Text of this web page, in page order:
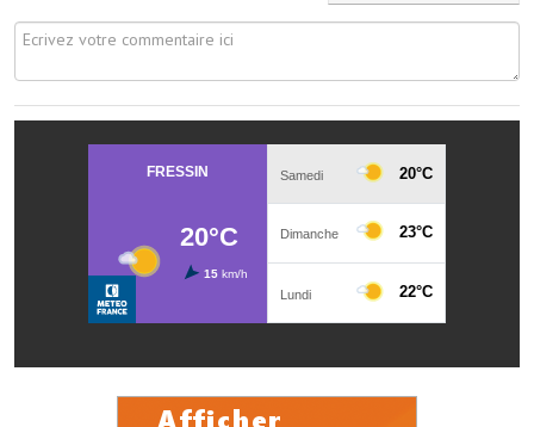
Communauté de communes
L'association des maires
L'office de tourisme
VILLE PRATIQUE